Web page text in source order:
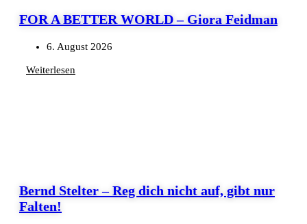
FOR A BETTER WORLD – Giora Feidman
6. August 2026
Weiterlesen
Bernd Stelter – Reg dich nicht auf, gibt nur
Falten!